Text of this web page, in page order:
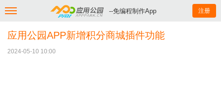
--免编程制作App 注册
应用公园APP新增积分商城插件功能
2024-05-10 10:00